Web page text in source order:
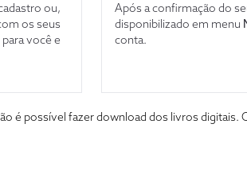
ou,
os seus
você e
Após a confirmação do
disponibilizado em menu
conta.
é possível fazer download dos livros digitais.